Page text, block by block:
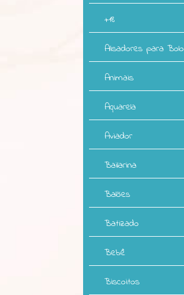
+18
Alisadores para Bolo
Animais
Aquarela
Aviador
Bailarina
Balões
Batizado
Bebê
Biscoitos